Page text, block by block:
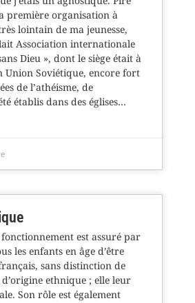
première organisation à
lointain de ma jeunesse,
Association internationale
Dieu », dont le siège était à
Union Soviétique, encore fort
de l’athéisme, de
établis dans des églises…
fonctionnement est assuré par
les enfants en âge d’être
sans distinction de
ethnique ; elle leur
Son rôle est également